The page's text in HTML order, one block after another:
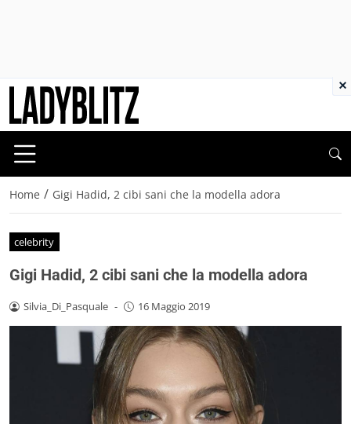
Home / Gigi Hadid, 2 cibi sani che la modella adora
celebrity
Gigi Hadid, 2 cibi sani che la modella adora
Silvia_Di_Pasquale - 16 Maggio 2019
×